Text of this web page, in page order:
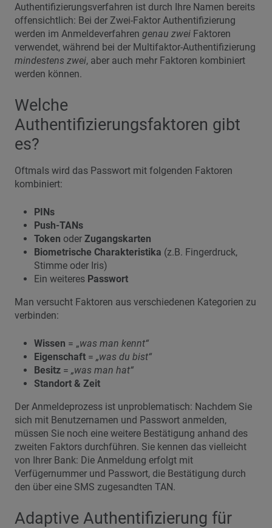
Authentifizierungsverfahren ist durch Ihre Namen bereits
offensichtlich: Bei der Zwei-Faktor Authentifizierung
werden im Anmeldeverfahren genau zwei Faktoren
verwendet, während bei der Multifaktor-Authentifizierung
mindestens zwei, aber auch mehr Faktoren kombiniert
werden können.
Welche
Authentifizierungsfaktoren gibt
es?
Oftmals wird das Passwort mit folgenden Faktoren
kombiniert:
PINs
Push-TANs
Token oder Zugangskarten
Biometrische Charakteristika (z.B. Fingerdruck,
Stimme oder Iris)
Ein weiteres Passwort
Man versucht Faktoren aus verschiedenen Kategorien zu
verbinden:
Wissen = „was man kennt“
Eigenschaft = „was du bist“
Besitz = „was man hat“
Standort & Zeit
Der Anmeldeprozess ist unproblematisch: Nachdem Sie
sich mit Benutzernamen und Passwort anmelden,
müssen Sie noch eine weitere Bestätigung anhand des
zweiten Faktors durchführen. Sie kennen das vielleicht
von Ihrer Bank: Die Anmeldung erfolgt mit
Verfügernummer und Passwort, die Bestätigung durch
den über eine SMS zugesandten TAN.
Adaptive Authentifizierung für